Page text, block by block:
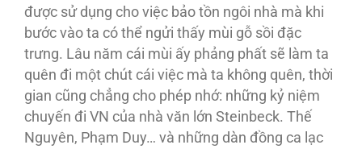
được sử dụng cho việc bảo tồn ngôi nhà mà khi
bước vào ta có thể ngửi thấy mùi gỗ sồi đặc
trưng. Lâu năm cái mùi ấy phảng phất sẽ làm ta
quên đi một chút cái việc mà ta không quên, thời
gian cũng chẳng cho phép nhớ: những kỷ niệm
chuyến đi VN của nhà văn lớn Steinbeck. Thế
Nguyên, Phạm Duy… và những dàn đồng ca lạc